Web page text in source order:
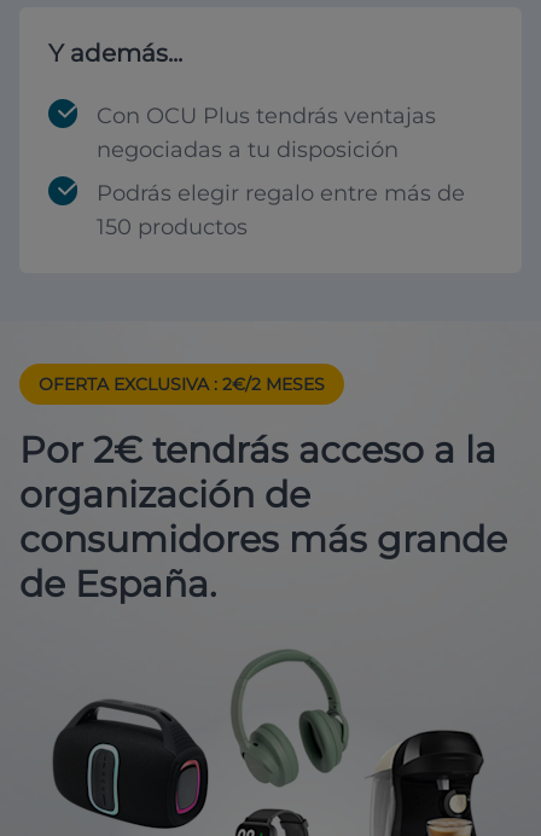
Y además...
Con OCU Plus tendrás ventajas
negociadas a tu disposición
Podrás elegir regalo entre más de
150 productos
OFERTA EXCLUSIVA : 2€/2 MESES
Por 2€ tendrás acceso a la
organización de
consumidores más grande
de España.